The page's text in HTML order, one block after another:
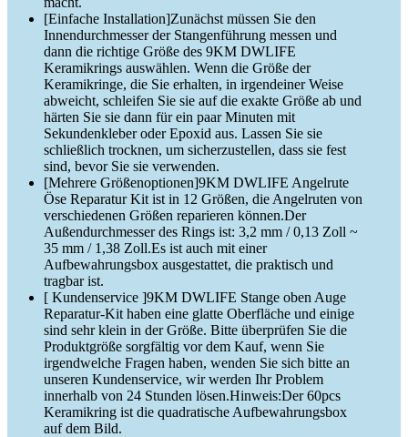
[Einfache Installation]Zunächst müssen Sie den
Innendurchmesser der Stangenführung messen und
dann die richtige Größe des 9KM DWLIFE
Keramikrings auswählen. Wenn die Größe der
Keramikringe, die Sie erhalten, in irgendeiner Weise
abweicht, schleifen Sie sie auf die exakte Größe ab und
härten Sie sie dann für ein paar Minuten mit
Sekundenkleber oder Epoxid aus. Lassen Sie sie
schließlich trocknen, um sicherzustellen, dass sie fest
sind, bevor Sie sie verwenden.
[Mehrere Größenoptionen]9KM DWLIFE Angelrute
Öse Reparatur Kit ist in 12 Größen, die Angelruten von
verschiedenen Größen reparieren können.Der
Außendurchmesser des Rings ist: 3,2 mm / 0,13 Zoll ~
35 mm / 1,38 Zoll.Es ist auch mit einer
Aufbewahrungsbox ausgestattet, die praktisch und
tragbar ist.
[ Kundenservice ]9KM DWLIFE Stange oben Auge
Reparatur-Kit haben eine glatte Oberfläche und einige
sind sehr klein in der Größe. Bitte überprüfen Sie die
Produktgröße sorgfältig vor dem Kauf, wenn Sie
irgendwelche Fragen haben, wenden Sie sich bitte an
unseren Kundenservice, wir werden Ihr Problem
innerhalb von 24 Stunden lösen.Hinweis:Der 60pcs
Keramikring ist die quadratische Aufbewahrungsbox
auf dem Bild.